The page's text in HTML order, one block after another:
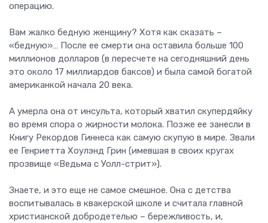
операцию.
Вам жалко бедную женщину? Хотя как сказать –
«бедную»… После ее смерти она оставила больше 100
миллионов долларов (в пересчете на сегодняшний день
это около 17 миллиардов баксов) и была самой богатой
американкой начала 20 века.
А умерла она от инсульта, который хватил скупердяйку
во время спора о жирности молока. Позже ее занесли в
Книгу Рекордов Гиннеса как самую скупую в мире. Звали
ее Генриетта Хоулэнд Грин (имевшая в своих кругах
прозвище «Ведьма с Уолл-стрит»).
Знаете, и это еще не самое смешное. Она с детства
воспитывалась в квакерской школе и считала главной
христианской добродетелью – бережливость, и,